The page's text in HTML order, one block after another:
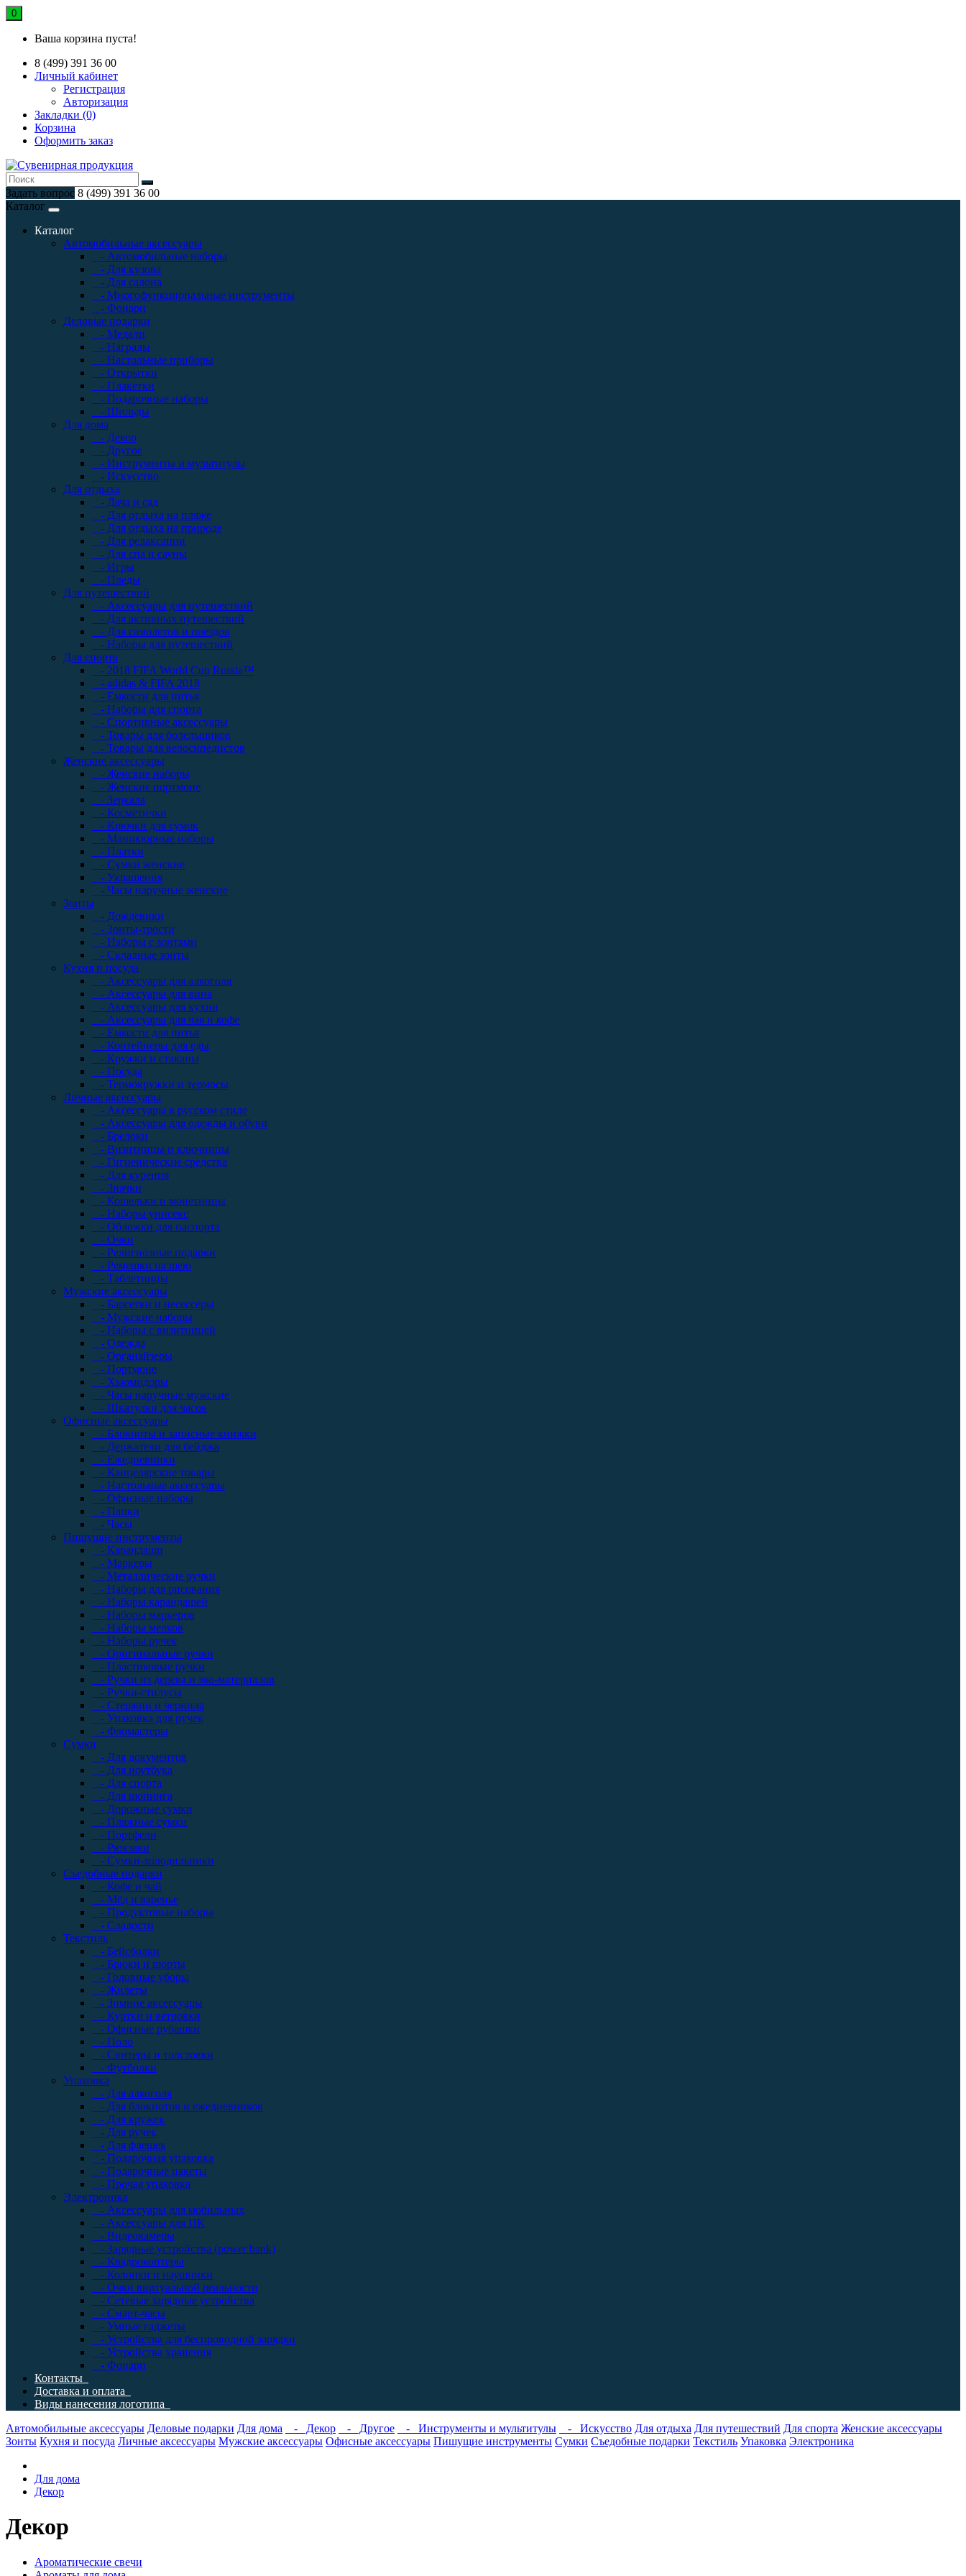
0
Ваша корзина пуста!
8 (499) 391 36 00
Личный кабинет
Регистрация
Авторизация
Закладки (0)
Корзина
Оформить заказ
Задать вопрос 8 (499) 391 36 00
Каталог
Каталог
Автомобильные аксессуары
- Автомобильные наборы
- Для кузова
- Для салона
- Многофункциональные инструменты
- Фонари
Деловые подарки
- Медали
- Награды
- Настольные приборы
- Открытки
- Плакетки
- Подарочные наборы
- Шильды
Для дома
- Декор
- Другое
- Инструменты и мультитулы
- Искусство
Для отдыха
- Дача и сад
- Для отдыха на пляже
- Для отдыха на природе
- Для релаксации
- Для спа и сауны
- Игры
- Пледы
Для путешествий
- Аксессуары для путешествий
- Для активных путешествий
- Для самолетов и поездов
- Наборы для путешествий
Для спорта
- 2018 FIFA World Cup Russia™
- adidas & FIFA 2018
- Емкости для питья
- Наборы для спорта
- Спортивные аксессуары
- Товары для болельщиков
- Товары для велосипедистов
Женские аксессуары
- Женские наборы
- Женские портмоне
- Зеркала
- Косметички
- Крючки для сумок
- Маникюрные наборы
- Платки
- Сумки женские
- Украшения
- Часы наручные женские
Зонты
- Дождевики
- Зонты-трости
- Наборы с зонтами
- Складные зонты
Кухня и посуда
- Аксессуары для алкоголя
- Аксессуары для вина
- Аксессуары для кухни
- Аксессуары для чая и кофе
- Емкости для питья
- Контейнеры для еды
- Кружки и стаканы
- Посуда
- Термокружки и термосы
Личные аксессуары
- Аксессуары в русском стиле
- Аксессуары для одежды и обуви
- Брелоки
- Визитницы и ключницы
- Гигиенические средства
- Для курения
- Значки
- Кошельки и монетницы
- Наборы унисекс
- Обложки для паспорта
- Очки
- Религиозные подарки
- Ремешки на шею
- Таблетницы
Мужские аксессуары
- Барсетки и несессеры
- Мужские наборы
- Наборы с визитницей
- Одежда
- Органайзеры
- Портмоне
- Хьюмидоры
- Часы наручные мужские
- Шкатулки для часов
Офисные аксессуары
- Блокноты и записные книжки
- Держатели для бейджа
- Ежедневники
- Канцелярские товары
- Настольные аксессуары
- Офисные наборы
- Папки
- Часы
Пишущие инструменты
- Карандаши
- Маркеры
- Металлические ручки
- Наборы для рисования
- Наборы карандашей
- Наборы маркеров
- Наборы мелков
- Наборы ручек
- Оригинальные ручки
- Пластиковые ручки
- Ручки из дерева и эко-материалов
- Ручки-стилусы
- Стержни и чернила
- Упаковка для ручек
- Фломастеры
Сумки
- Для документов
- Для ноутбука
- Для спорта
- Для шопинга
- Дорожные сумки
- Пляжные сумки
- Портфели
- Рюкзаки
- Сумки-холодильники
Съедобные подарки
- Кофе и чай
- Мёд и варенье
- Продуктовые наборы
- Сладости
Текстиль
- Бейсболки
- Брюки и шорты
- Головные уборы
- Жилеты
- Зимние аксессуары
- Куртки и ветровки
- Офисные рубашки
- Поло
- Свитеры и толстовки
- Футболки
Упаковка
- Для алкоголя
- Для блокнотов и ежедневников
- Для кружек
- Для ручек
- Для флешек
- Подарочная упаковка
- Подарочные пакеты
- Прочая упаковка
Электроника
- Аксессуары для мобильных
- Аксессуары для ПК
- Видеокамеры
- Зарядные устройства (power bank)
- Квадрокоптеры
- Колонки и наушники
- Очки виртуальной реальности
- Сетевые зарядные устройства
- Смарт-часы
- Умные гаджеты
- Устройства для беспроводной зарядки
- Устройства хранения
- Фонари
Контакты
Доставка и оплата
Виды нанесения логотипа
Автомобильные аксессуары Деловые подарки Для дома - Декор - Другое - Инструменты и мультитулы - Искусство Для отдыха Для путешествий Для спорта Женские аксессуары
Зонты Кухня и посуда Личные аксессуары Мужские аксессуары Офисные аксессуары Пишущие инструменты Сумки Съедобные подарки Текстиль Упаковка Электроника
Для дома
Декор
Декор
Ароматические свечи